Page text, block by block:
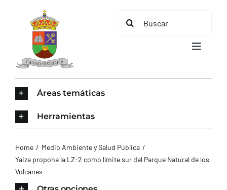
contenido
Buscar:
Toggle
AYUNTAMIENTO
Áreas temáticas
Herramientas
Home
Medio Ambiente y Salud Pública
Yaiza propone la LZ-2 como límite sur del Parque Natural de los
Volcanes